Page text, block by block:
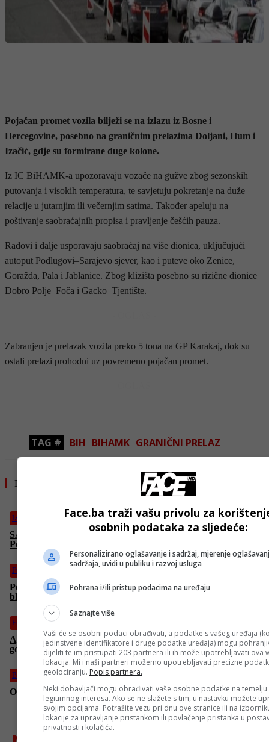
Pojačan promet vozila bilježi se na izlazu iz Bosne i
Hercegovine, posebno na graničnim prelazima Doljani, Hum i
Izačić, gdje su formirane duge kolone.
Iz IC BiHAMK-a upozoravaju vozače na gužve zbog sezonskih
putovanja i visokih temperatura, te savjetuju pokretanje na duže
relacije u jutarnjim ili večernjim satima. Također apeluju na
poštivanje saobraćajnih propisa i pravljenje češćih pauza.
Radovi i dalje usporavaju saobraćaj na više dionica, uključujući
autoput Podlugovi–Sarajevo sjever, kao i puteve oko Zenice,
Goražda, Pala i Jablanice. Zbog klizišta posebno su rizične dionice
Dobro Polje–Foča i Gacko–Tjentište.
Zabranjen je prelazak vozila preko 5 tona na GP Karakaj, dok su
ostali prelazi prohodni uz povremeno pojačan promet.
TAG # BIH BIHAMK GRANIČNI PRELAZ
Pročitajte još
Izdvojeno
SAD šalje 1.700 vojnika u pomoć imigracionim službama:
Pojačana kontrola granica
Fudbal
Počinje nova sezona domaćeg prvenstva: Fudbal se vraća na
bh. terene
Fudbal
Ajdin Hasić odlično startovao u novu sezonu: Postigao i treći
gol
BiH
Osvježenje nakon paklenih dana: Stižu pljuskovi i grmljavina
Face.ba traži vašu privolu za
osobnih podataka za sljedeće:
Personalizirano oglašavanje i sadržaj, mjerenje
sadržaja, uvidi u publiku i razvoj usluga
Pohrana i/ili pristup podacima na uređaju
Saznajte više
Vaši će se osobni podaci obrađivati, a podatke s vašeg uređaja
jedinstvene identifikatore i druge podatke uređaja) mogu
dijeliti te im pristupati 203 partnera ili ih može upotrebljavati ova
lokacija. Mi i naši partneri možemo upotrebljavati precizne
geolociranju. Popis partnera.
Neki dobavljači mogu obrađivati vaše osobne podatke na temelju
legitimnog interesa. Ako se ne slažete s tim, u nastavku možete
svojim opcijama. Potražite vezu pri dnu ove stranice ili na
lokacije za upravljanje pristankom ili povlačenje pristanka u
privatnosti i kolačića.